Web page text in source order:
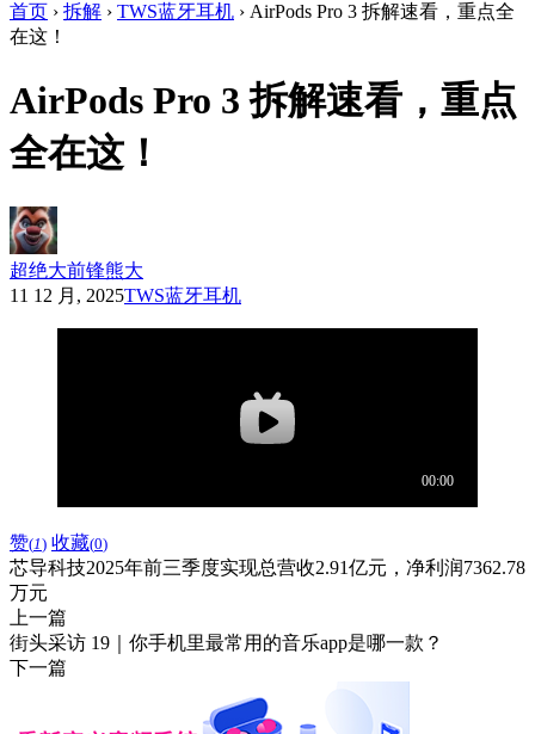
首页 › 拆解 › TWS蓝牙耳机 › AirPods Pro 3 拆解速看，重点全
在这！
AirPods Pro 3 拆解速看，重点
全在这！
超绝大前锋熊大
11 12 月, 2025TWS蓝牙耳机
赞(1) 收藏(0)
芯导科技2025年前三季度实现总营收2.91亿元，净利润7362.78
万元
上一篇
街头采访 19｜你手机里最常用的音乐app是哪一款？
下一篇